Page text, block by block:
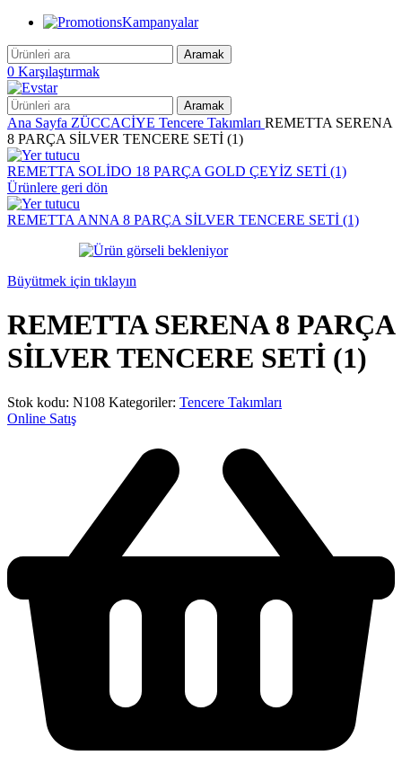
Kampanyalar
Aramak
0 Karşılaştırmak
Aramak
Ana Sayfa ZÜCCACİYE Tencere Takımları REMETTA SERENA
8 PARÇA SİLVER TENCERE SETİ (1)
REMETTA SOLİDO 18 PARÇA GOLD ÇEYİZ SETİ (1)
Ürünlere geri dön
REMETTA ANNA 8 PARÇA SİLVER TENCERE SETİ (1)
Büyütmek için tıklayın
REMETTA SERENA 8 PARÇA
SİLVER TENCERE SETİ (1)
Stok kodu: N108 Kategoriler: Tencere Takımları
Online Satış